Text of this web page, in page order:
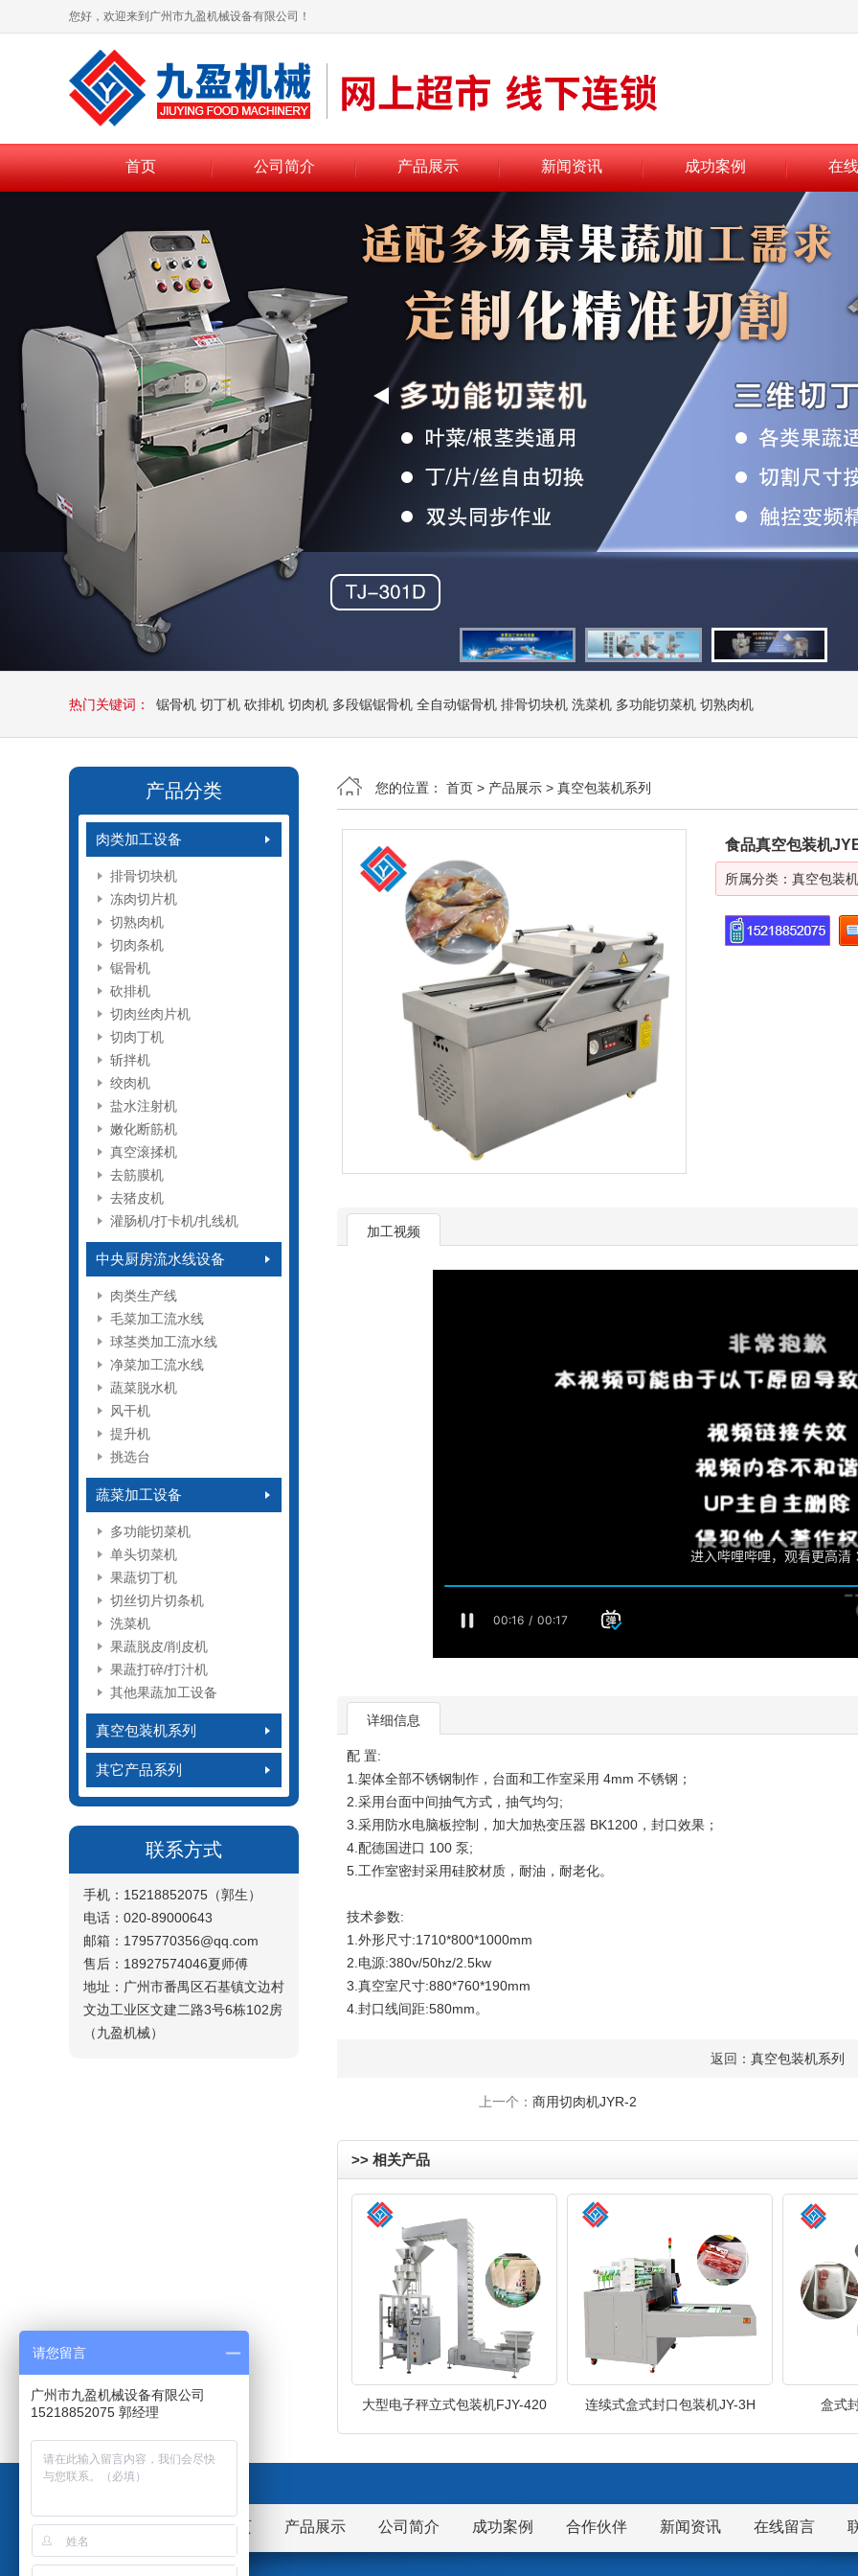
您好，欢迎来到广州市九盈机械设备有限公司！
首页 公司简介 产品展示 新闻资讯 成功案例 在
热门关键词： 锯骨机 切丁机 砍排机 切肉机 多段锯锯骨机 全自动锯骨机 排骨切块机 洗菜机 多功能切菜机 切熟肉机
产品分类
肉类加工设备
排骨切块机
冻肉切片机
切熟肉机
切肉条机
锯骨机
砍排机
切肉丝肉片机
切肉丁机
斩拌机
绞肉机
盐水注射机
嫩化断筋机
真空滚揉机
去筋膜机
去猪皮机
灌肠机/打卡机/扎线机
中央厨房流水线设备
肉类生产线
毛菜加工流水线
球茎类加工流水线
净菜加工流水线
蔬菜脱水机
风干机
提升机
挑选台
蔬菜加工设备
多功能切菜机
单头切菜机
果蔬切丁机
切丝切片切条机
洗菜机
果蔬脱皮/削皮机
果蔬打碎/打汁机
其他果蔬加工设备
真空包装机系列
其它产品系列
联系方式
手机：15218852075（郭生）
电话：020-89000643
邮箱：1795770356@qq.com
售后：18927574046夏师傅
地址：广州市番禺区石基镇文边村
文边工业区文建二路3号6栋102房
（九盈机械）
您的位置： 首页 > 产品展示 > 真空包装机系列
食品真空包装机
所属分类： 真空包装
加工视频
详细信息
配 置:
1.架体全部不锈钢制作，台面和工作室采用 4mm 不锈钢；
2.采用台面中间抽气方式，抽气均匀;
3.采用防水电脑板控制，加大加热变压器 BK1200，封口效果；
4.配德国进口 100 泵;
5.工作室密封采用硅胶材质，耐油，耐老化。
技术参数:
1.外形尺寸:1710*800*1000mm
2.电源:380v/50hz/2.5kw
3.真空室尺寸:880*760*190mm
4.封口线间距:580mm。
返回： 真空包装机系列
上一个： 商用切肉机JYR-2
>> 相关产品
大型电子秤立式包装机FJY-420 连续式盒式封口包装机JY-3H 盒式
网站首页 产品展示 公司简介 成功案例 合作伙伴 新闻资讯 在线留言
请您留言
广州市九盈机械设备有限公司
15218852075 郭经理